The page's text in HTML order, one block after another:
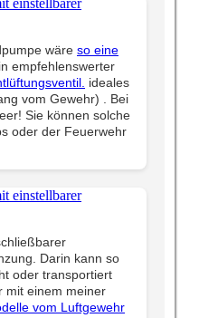
wäre so eine
empfehlenswerter
ideales
vom Gewehr) . Bei
Sie können solche
oder der Feuerwehr
Darin kann so
oder transportiert
mit einem meiner
vom Luftgewehr